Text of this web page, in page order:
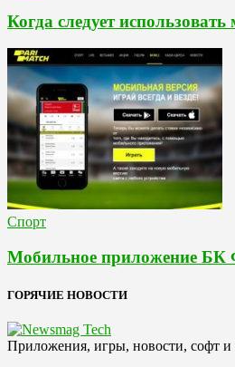
Когда следует
Спорт
Мобильное приложение БК
ГОРЯЧИЕ НОВОСТИ
Приложения, игры, новости, софт и